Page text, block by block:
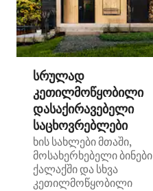
სრულად
კეთილმოწყობილი
დასაქირავებელი
საცხოვრებლები
ხის სახლები მთაში,
მოსახერხებელი ბინები
ქალაქში და სხვა
კეთილმოწყობილი